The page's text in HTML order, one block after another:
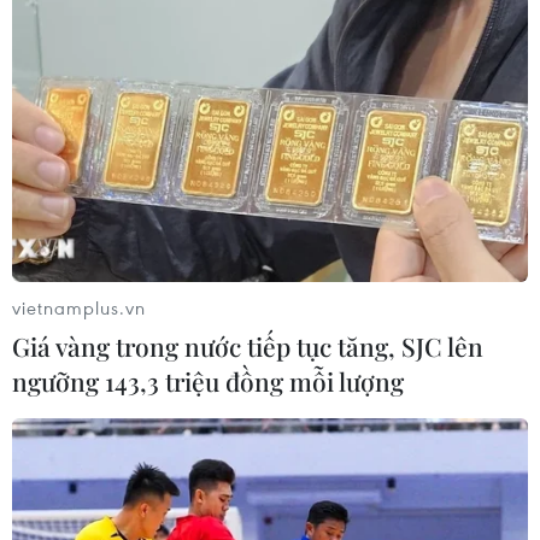
vietnamplus.vn
Giá vàng trong nước tiếp tục tăng, SJC lên
ngưỡng 143,3 triệu đồng mỗi lượng